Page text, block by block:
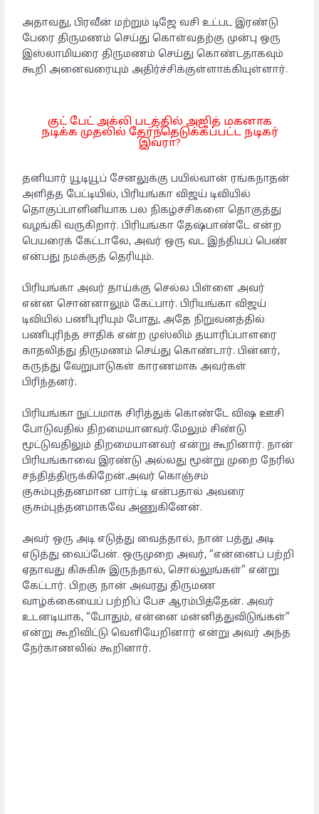
அதாவது, பிரவீன் மற்றும் டிஜே வசி உட்பட இரண்டு
பேரை திருமணம் செய்து கொள்வதற்கு முன்பு ஒரு
இஸ்லாமியரை திருமணம் செய்து கொண்டதாகவும்
கூறி அனைவரையும் அதிர்ச்சிக்குள்ளாக்கியுள்ளார்.
குட் பேட் அக்லி படத்தில் அஜித் மகனாக
நடிக்க முதலில் தேர்ந்தெடுக்கப்பட்ட நடிகர்
இவரா?
தனியார் யூடியூப் சேனலுக்கு பயில்வான் ரங்கநாதன்
அளித்த பேட்டியில், பிரியங்கா விஜய் டிவியில்
தொகுப்பாளினியாக பல நிகழ்ச்சிகளை தொகுத்து
வழங்கி வருகிறார். பிரியங்கா தேஷ்பாண்டே என்ற
பெயரைக் கேட்டாலே, அவர் ஒரு வட இந்தியப் பெண்
என்பது நமக்குத் தெரியும்.
பிரியங்கா அவர் தாய்க்கு செல்ல பிள்ளை அவர்
என்ன சொன்னாலும் கேட்பார். பிரியங்கா விஜய்
டிவியில் பணிபுரியும் போது, ​​அதே நிறுவனத்தில்
பணிபுரிந்த சாதிக் என்ற முஸ்லிம் தயாரிப்பாளரை
காதலித்து திருமணம் செய்து கொண்டார். பின்னர்,
கருத்து வேறுபாடுகள் காரணமாக அவர்கள்
பிரிந்தனர்.
பிரியங்கா நுட்பமாக சிரித்துக் கொண்டே விஷ ஊசி
போடுவதில் திறமையானவர்.மேலும் சிண்டு
மூட்டுவதிலும் திறமையானவர் என்று கூறினார். நான்
பிரியங்காவை இரண்டு அல்லது மூன்று முறை நேரில்
சந்தித்திருக்கிறேன்.அவர் கொஞ்சம்
குசும்புத்தனமான பார்ட்டி என்பதால் அவரை
குசும்புத்தனமாகவே அணுகினேன்.
அவர் ஒரு அடி எடுத்து வைத்தால், நான் பத்து அடி
எடுத்து வைப்பேன். ஒருமுறை அவர், “என்னைப் பற்றி
ஏதாவது கிசுகிசு இருந்தால், சொல்லுங்கள்” என்று
கேட்டார். பிறகு நான் அவரது திருமண
வாழ்க்கையைப் பற்றிப் பேச ஆரம்பித்தேன். அவர்
உடனடியாக, “போதும், என்னை மன்னித்துவிடுங்கள்”
என்று கூறிவிட்டு வெளியேறினார் என்று அவர் அந்த
நேர்காணலில் கூறினார்.